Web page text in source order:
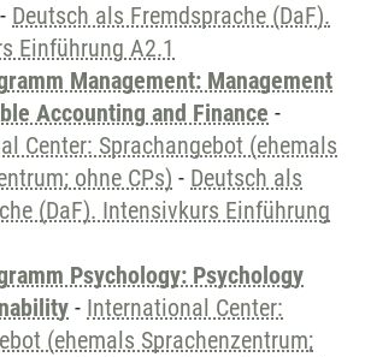
- Deutsch als Fremdsprache (DaF).
Einführung A2.1
Management: Management
Accounting and Finance -
Center: Sprachangebot (ehemals
ohne CPs) - Deutsch als
(DaF). Intensivkurs Einführung
Psychology: Psychology
- International Center:
(ehemals Sprachenzentrum;